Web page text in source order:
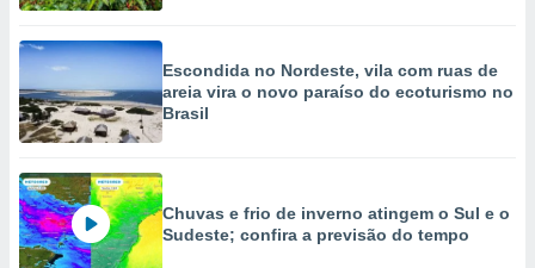
Escondida no Nordeste, vila com ruas de
areia vira o novo paraíso do ecoturismo no
Brasil
Chuvas e frio de inverno atingem o Sul e o
Sudeste; confira a previsão do tempo